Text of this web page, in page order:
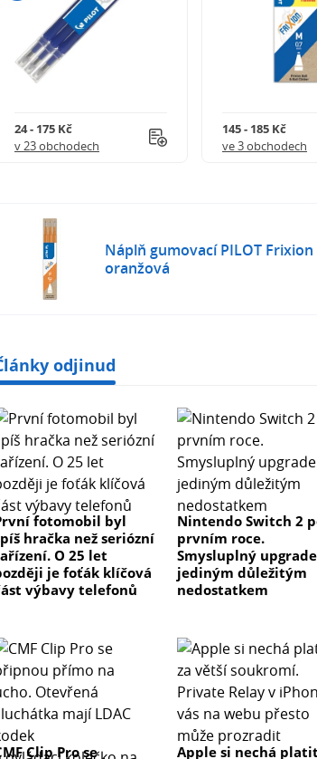
24 - 175 Kč
v 23 obchodech
145 - 185 Kč
ve 3 obchodech
Náplň gumovací PILOT
oranžová
odjinud
fotomobil byl
hračka než seriózní
O 25 let
je foťák klíčová
výbavy telefonů
Nintendo Switch 2
prvním roce.
Smysluplný
jediným důležitým
nedostatkem
Clip Pro se Apple si nechá